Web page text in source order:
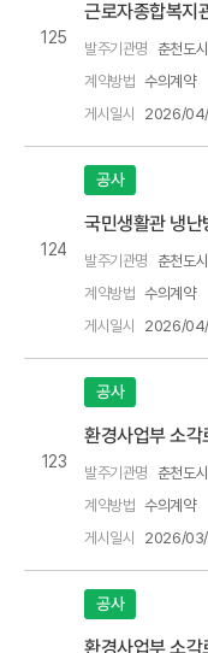
125
근로자종합복지
발주기관명 춘천도
계약방법 수의계약
게시일시
2026/
124
공사
국민생활관 냉
발주기관명 춘천도
계약방법 수의계약
게시일시
2026/
123
공사
환경사업부 소
발주기관명 춘천도
계약방법 수의계약
게시일시
2026/
공사
환경사업부 소